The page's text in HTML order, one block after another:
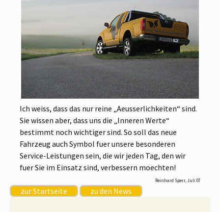
Ich weiss, dass das nur reine „Aeusserlichkeiten“ sind.
Sie wissen aber, dass uns die „Inneren Werte“
bestimmt noch wichtiger sind. So soll das neue
Fahrzeug auch Symbol fuer unsere besonderen
Service-Leistungen sein, die wir jeden Tag, den wir
fuer Sie im Einsatz sind, verbessern moechten!
Reinhard Sperr, Juli 07
zur Startseite zu den News